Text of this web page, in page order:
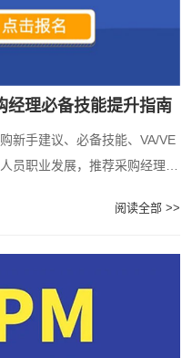
经理必备技能提升指南
新手建议、必备技能、VA/VE
员职业发展，推荐采购经理人
阅读全部 >>